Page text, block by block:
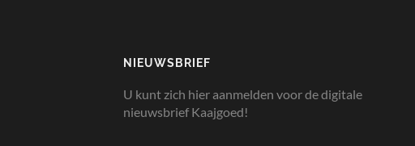
NIEUWSBRIEF
U kunt zich hier aanmelden voor de digitale
nieuwsbrief Kaajgoed!